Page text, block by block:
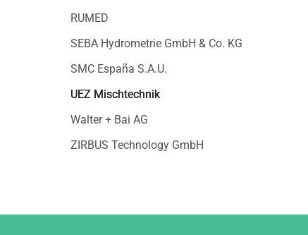
RUMED
SEBA Hydrometrie GmbH & Co. KG
SMC España S.A.U.
UEZ Mischtechnik
Walter + Bai AG
ZIRBUS Technology GmbH